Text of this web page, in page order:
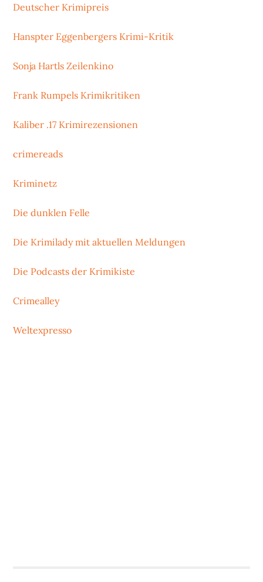
Deutscher Krimipreis
Hanspter Eggenbergers Krimi-Kritik
Sonja Hartls Zeilenkino
Frank Rumpels Krimikritiken
Kaliber .17 Krimirezensionen
crimereads
Kriminetz
Die dunklen Felle
Die Krimilady mit aktuellen Meldungen
Die Podcasts der Krimikiste
Crimealley
Weltexpresso